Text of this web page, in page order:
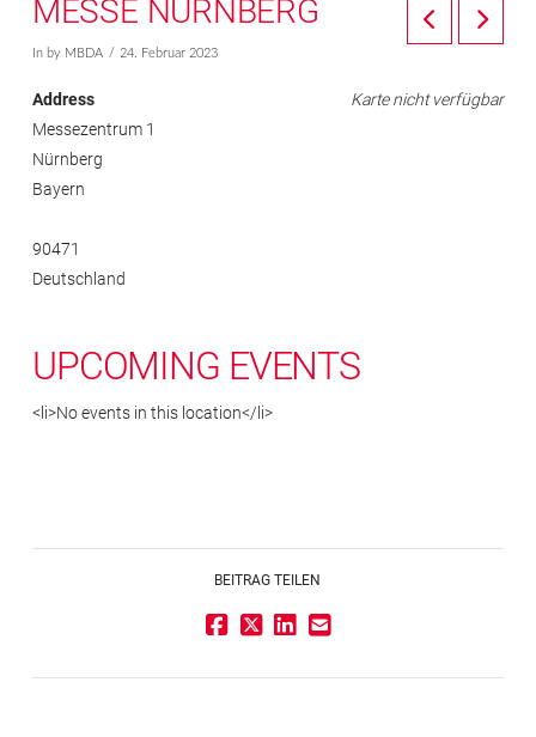
MESSE NÜRNBERG
In by MBDA 24. Februar 2023
Karte nicht verfügbar
Address
Messezentrum 1
Nürnberg
Bayern
90471
Deutschland
UPCOMING EVENTS
<li>No events in this location</li>
BEITRAG TEILEN